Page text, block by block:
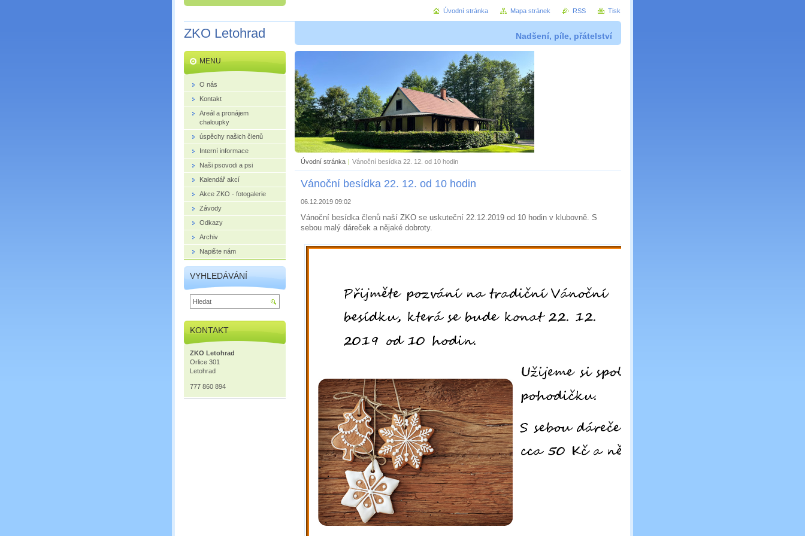
ZKO Letohrad Nadšení, píle, přátelství
Úvodní stránka | Vánoční besídka 22. 12. od 10 hodin
Vánoční besídka 22. 12. od 10 hodin
06.12.2019 09:02
Vánoční besídka členů naší ZKO se uskuteční 22.12.2019 od 10 hodin v klubovně. S
sebou malý dáreček a nějaké dobroty.
MENU
O nás
Kontakt
Areál a pronájem
chaloupky
úspěchy našich členů
Interní informace
Naši psovodi a psi
Kalendář akcí
Akce ZKO - fotogalerie
Závody
Odkazy
Archiv
Napište nám
VYHLEDÁVÁNÍ
KONTAKT
ZKO Letohrad
Orlice 301
Letohrad
777 860 894
Úvodní stránka Mapa stránek RSS Tisk